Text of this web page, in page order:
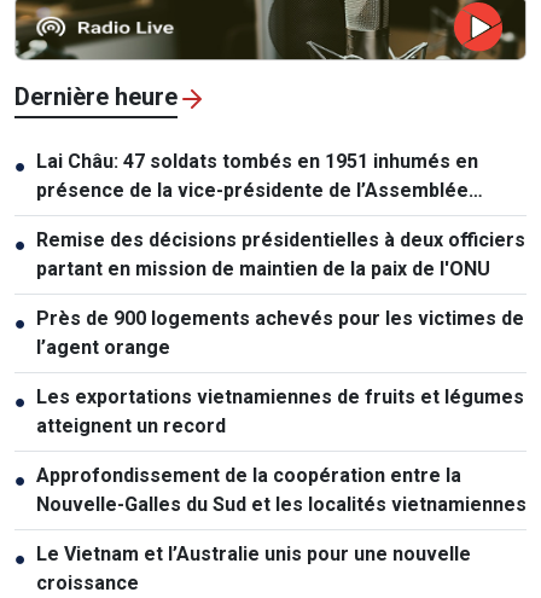
Dernière heure
● Lai Châu: 47 soldats tombés en 1951 inhumés en
présence de la vice-présidente de l’Assemblée
nationale
● Remise des décisions présidentielles à deux officiers
partant en mission de maintien de la paix de l'ONU
● Près de 900 logements achevés pour les victimes de
l’agent orange
● Les exportations vietnamiennes de fruits et légumes
atteignent un record
● Approfondissement de la coopération entre la
Nouvelle-Galles du Sud et les localités vietnamiennes
● Le Vietnam et l’Australie unis pour une nouvelle
croissance